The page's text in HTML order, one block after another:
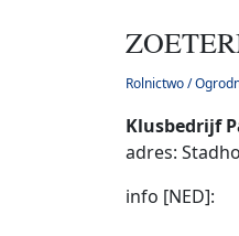
Rolnictwo /
Klusbedrijf
adres:
info [NED]: